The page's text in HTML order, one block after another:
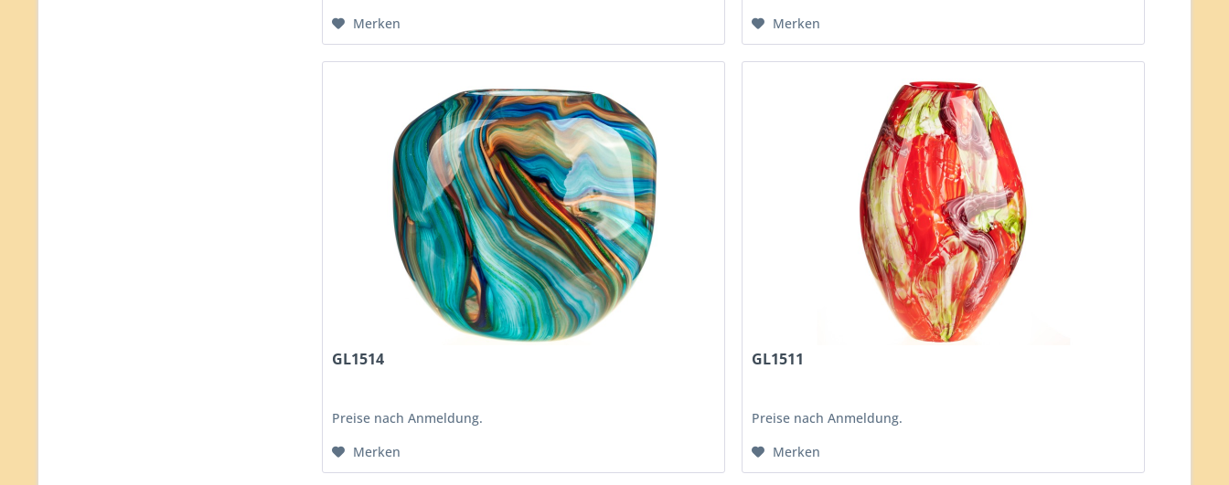
Merken
Merken
GL1514
Preise nach Anmeldung.
Merken
GL1511
Preise nach Anmeldung.
Merken